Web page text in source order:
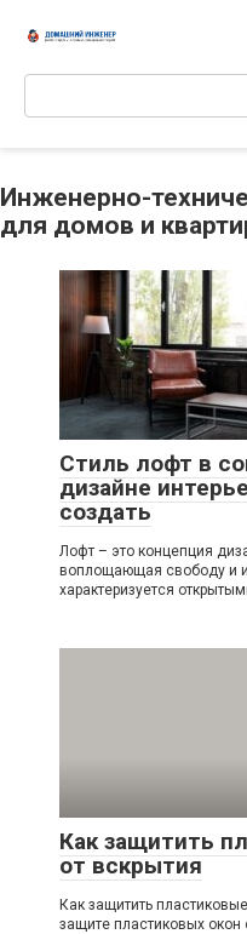
Поиск:
Инженерно-
для домов и
Стиль лофт в
дизайне
создать
Лофт – это концепция
воплощающая свободу и
характеризуется
Как защитить
от вскрытия
Как защитить
защите пластиковых окон